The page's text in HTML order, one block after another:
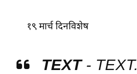
१९ मार्च दिनविशेष
TEXT- TEXT.